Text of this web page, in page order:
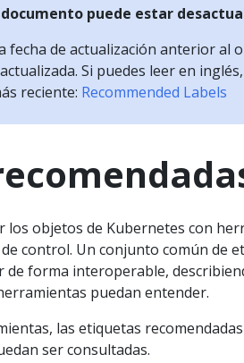
puede estar
fecha de actualización anterior al
Si puedes leer en
reciente: Recommended Labels
los objetos de Kubernetes con
control. Un conjunto común de
forma interoperable,
puedan entender.
las etiquetas
ser consultadas.